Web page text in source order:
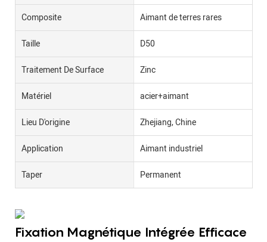
Composite Aimant de terres rares
Taille D50
Traitement De Surface Zinc
Matériel acier+aimant
Lieu D'origine Zhejiang, Chine
Application Aimant industriel
Taper Permanent
Fixation Magnétique Intégrée Efficace